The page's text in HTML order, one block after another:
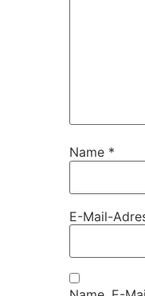
Name *
E-Mail-